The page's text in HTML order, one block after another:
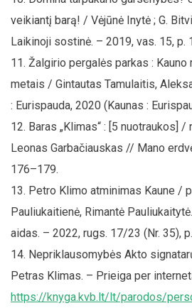
veikiantį barą! / Vėjūnė Inytė ; G.
Laikinoji sostinė. – 2019, vas. 15, p.
Žalgirio pergalės parkas :
metais / Gintautas Tamulaitis,
: Eurispauda, 2020 (Kaunas :
Baras „Klimas“ : [5 nuotraukos] /
Leonas Garbačiauskas // Mano
176–179.
Petro Klimo atminimas Kaune /
Pauliukaitienė, Rimantė
aidas. – 2022, rugs. 17/23 (Nr. 35),
Nepriklausomybės Akto
Petras Klimas. – Prieiga per
https://knyga.kvb.lt/lt/parodos/